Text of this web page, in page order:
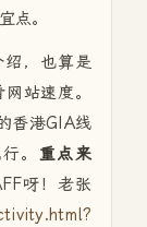
点。
绍，也算是
站速度。
香港GIA线
。 重点来
呀！老张